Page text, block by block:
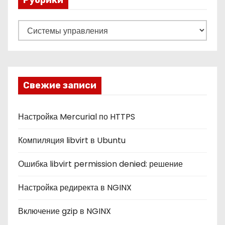
у
к
и
Свежие записи
Настройка Mercurial по HTTPS
Компиляция libvirt в Ubuntu
Ошибка libvirt permission denied: решение
Настройка редиректа в NGINX
Включение gzip в NGINX